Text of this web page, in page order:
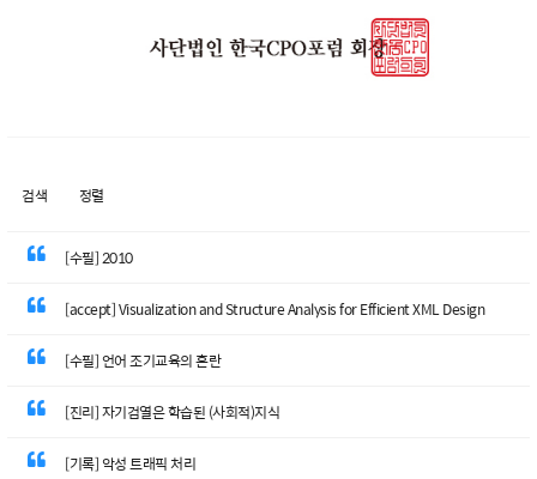
검색 정렬
[수필] 2010
[accept] Visualization and Structure Analysis for Efficient XML Design
[수필] 언어 조기교육의 혼란
[진리] 자기검열은 학습된 (사회적)지식
[기록] 악성 트래픽 처리